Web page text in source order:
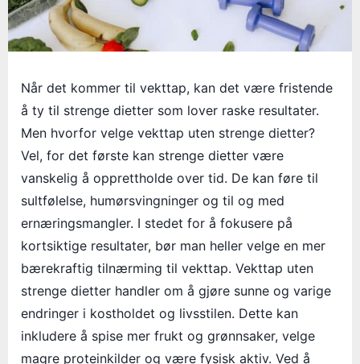
Når det kommer til vekttap, kan det være fristende
å ty til strenge dietter som lover raske resultater.
Men hvorfor velge vekttap uten strenge dietter?
Vel, for det første kan strenge dietter være
vanskelig å opprettholde over tid. De kan føre til
sultfølelse, humørsvingninger og til og med
ernæringsmangler. I stedet for å fokusere på
kortsiktige resultater, bør man heller velge en mer
bærekraftig tilnærming til vekttap. Vekttap uten
strenge dietter handler om å gjøre sunne og varige
endringer i kostholdet og livsstilen. Dette kan
inkludere å spise mer frukt og grønnsaker, velge
magre proteinkilder og være fysisk aktiv. Ved å